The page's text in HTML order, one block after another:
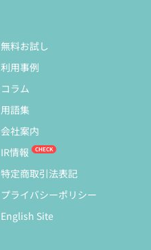
無料お試し
利用事例
コラム
用語集
会社案内
IR情報
特定商取引法表記
プライバシーポリシー
English Site